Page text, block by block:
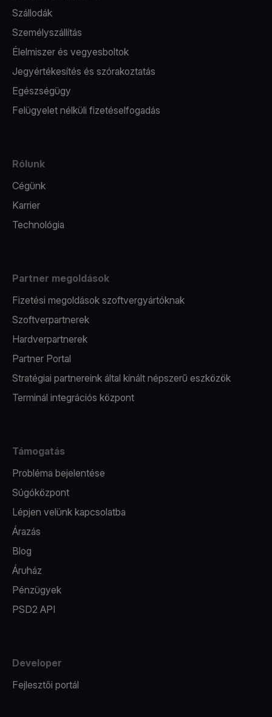
Szállodák
Személyszállítás
Élelmiszer és vegyesboltok
Jegyértékesítés és szórakoztatás
Egészségügy
Felügyelet nélküli fizetéselfogadás
Rólunk
Cégünk
Karrier
Technológia
Partner megoldások
Fizetési megoldások szoftvergyártóknak
Szoftverpartnerek
Hardverpartnerek
Partner Portal
Stratégiai partnereink által kínált népszerű eszközök
Terminál integrációs központ
Támogatás
Probléma bejelentése
Súgóközpont
Lépjen velünk kapcsolatba
Árazás
Blog
Áruház
Pénzügyek
PSD2 API
Developer
Fejlesztői portál